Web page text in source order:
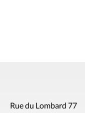
Rue du Lombard 77